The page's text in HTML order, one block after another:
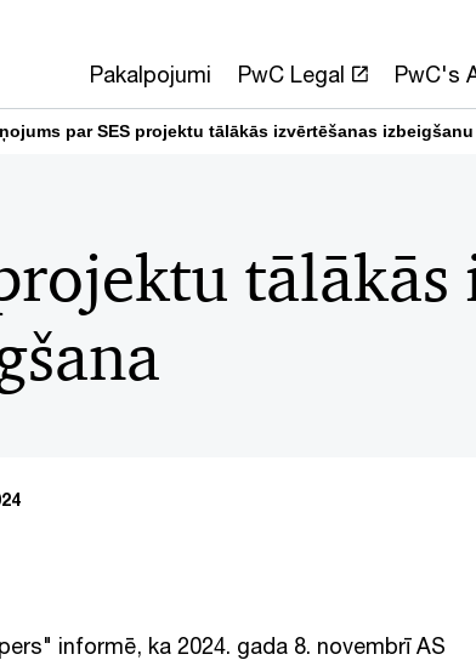
Pakalpojumi PwC Legal PwC's
par SES projektu tālākās izvērtēšanas izbeigšanu
tālākās
informē, ka 2024. gada 8. novembrī AS